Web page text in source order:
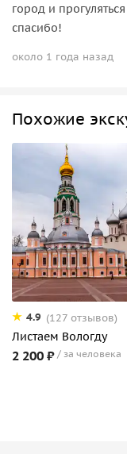
город и
спасибо!
около 1 года назад
Похожие
4.9 (127 отзывов)
Листаем Вологду
2 200 ₽ за человека